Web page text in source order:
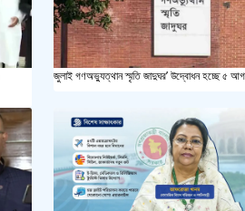
জুলাই গণঅভ্যুত্থান স্মৃতি জাদুঘর’ উদ্বোধন হচ্ছে ৫